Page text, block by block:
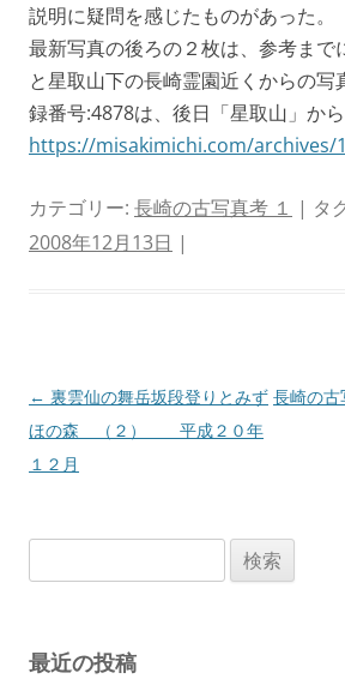
説明に疑問を感じたものがあった。
最新写真の後ろの２枚は、参考まで
と星取山下の長崎霊園近くからの写
録番号:4878は、後日「星取山」から
https://misakimichi.com/archives/
カテゴリー: 長崎の古写真考 １ | タ
2008年12月13日 |
投
稿
ナ
ン
← 裏雲仙の舞岳坂段登りとみず
ほの森 （２） 平成２０年
１２月
長崎の
索:
最近の投稿